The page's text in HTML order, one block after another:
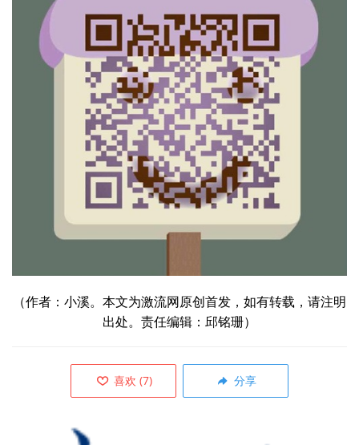
（作者：小溪。本文为激流网原创首发，如有转载，请注明
出处。责任编辑：邱铭珊）
喜欢 (7) 分享